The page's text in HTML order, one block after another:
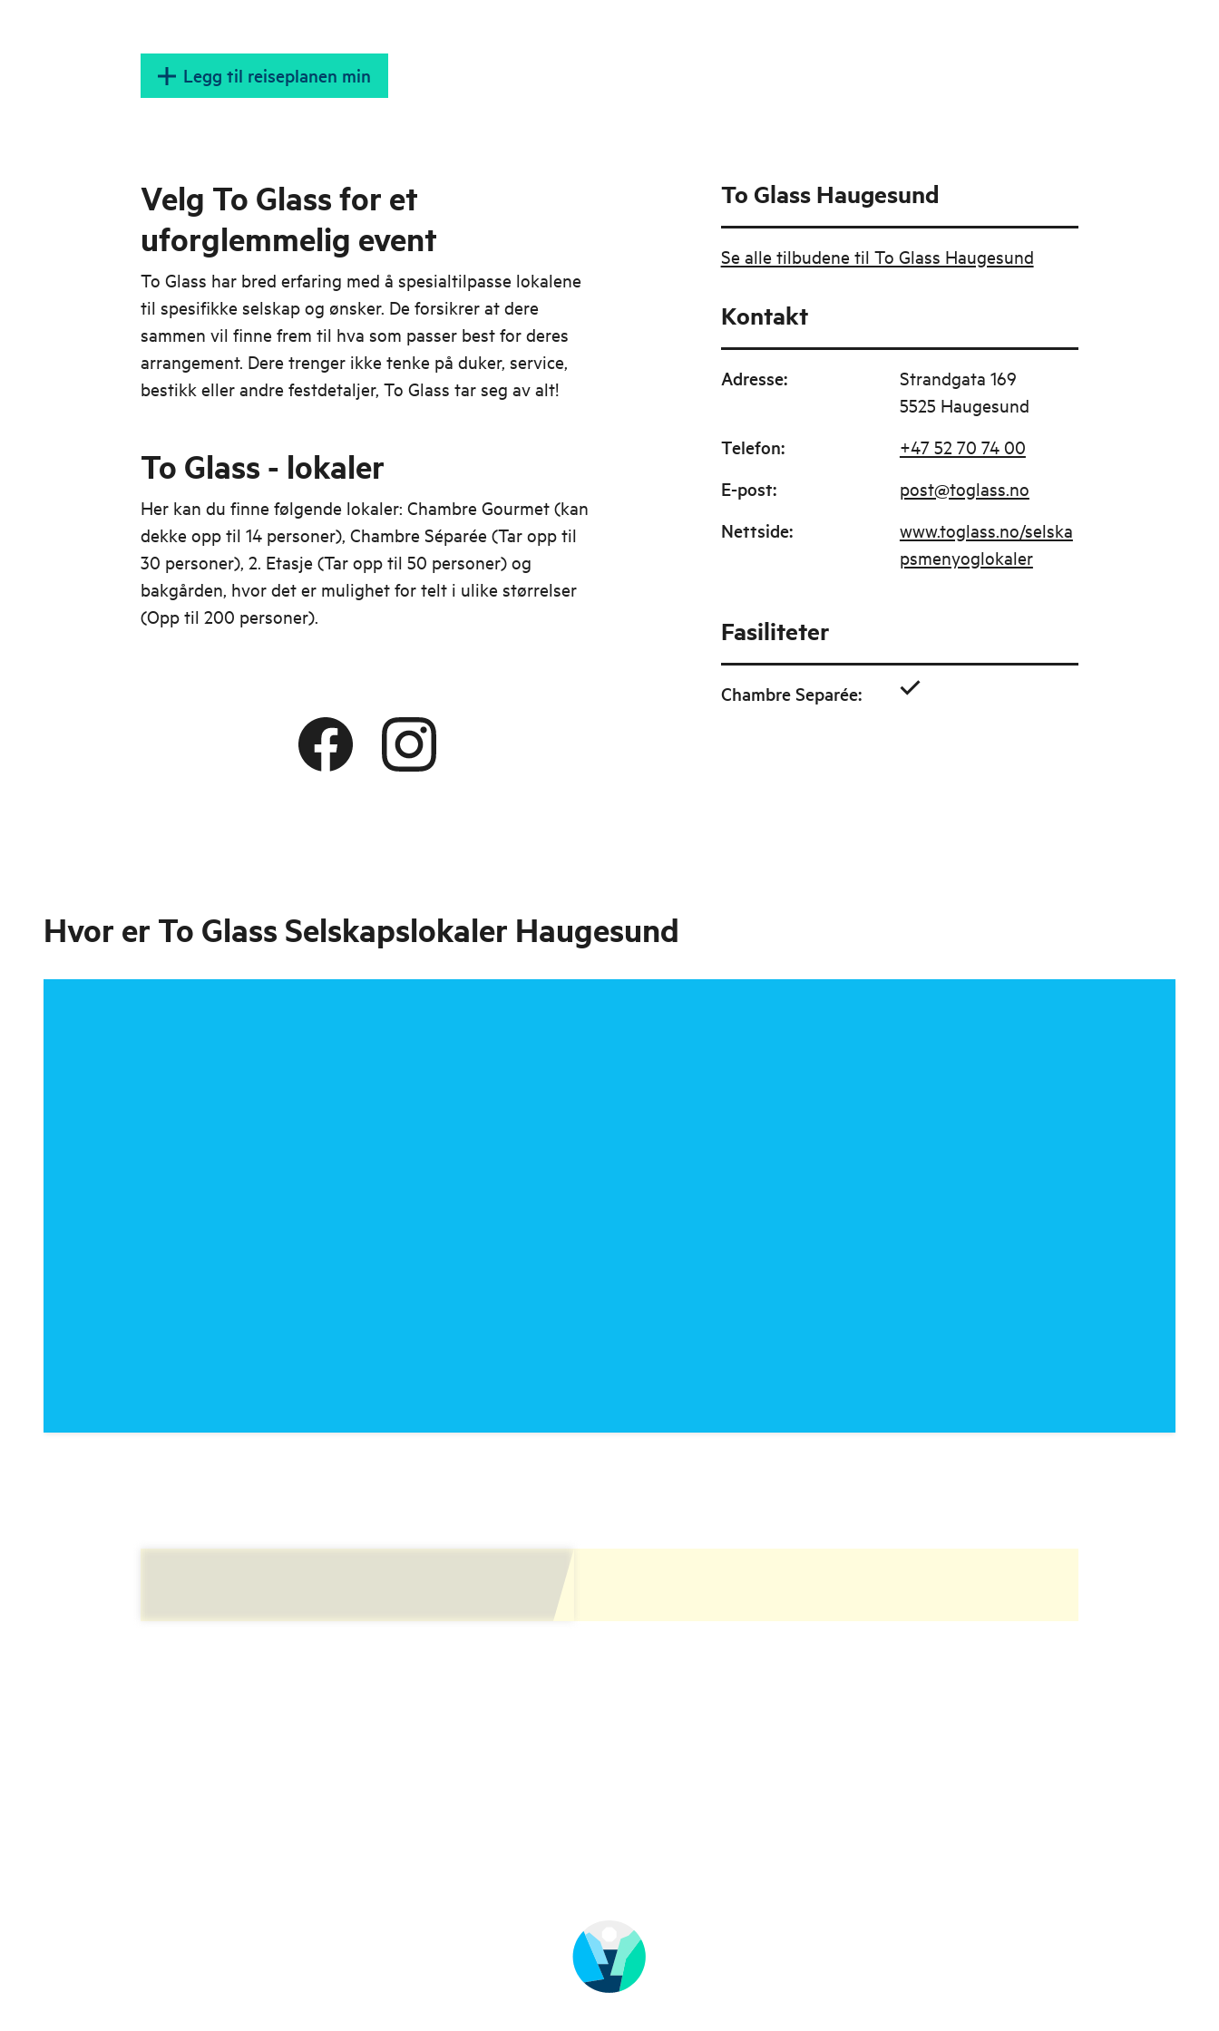
Legg til reiseplanen min
Velg To Glass for et
uforglemmelig event
To Glass har bred erfaring med å spesialtilpasse lokalene
til spesifikke selskap og ønsker. De forsikrer at dere
sammen vil finne frem til hva som passer best for deres
arrangement. Dere trenger ikke tenke på duker, service,
bestikk eller andre festdetaljer, To Glass tar seg av alt!
To Glass - lokaler
Her kan du finne følgende lokaler: Chambre Gourmet (kan
dekke opp til 14 personer), Chambre Séparée (Tar opp til
30 personer), 2. Etasje (Tar opp til 50 personer) og
bakgården, hvor det er mulighet for telt i ulike størrelser
(Opp til 200 personer).
To Glass Haugesund
Se alle tilbudene til To Glass Haugesund
Kontakt
Adresse:
Strandgata 169
5525 Haugesund
Telefon: +47 52 70 74 00
E-post: post@toglass.no
Nettside:
www.toglass.no/selska
psmenyoglokaler
Fasiliteter
Chambre Separée:
Hvor er To Glass Selskapslokaler Haugesund